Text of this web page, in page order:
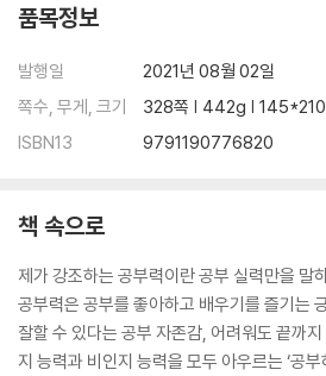
STEP 02 주의력이 가진 힘
부모가 꼭 알아야 할 4가지 주의력
아이의 행동과 주의력의 상관관계
아이의 정서와 주의력의 상관관계
STEP 03 주의력을 키우는 최고의 방법, 대화
부모와 아이가 함께하는 주의력 놀이의 힘
듣는 힘을 키우는 청각 주의력 놀이 10가지
보는 힘을 키우는 시각 주의력 놀이 10가지
품목정보
발행일
2021년 08월 02일
쪽수, 무게, 크기
328쪽 | 442g |
ISBN13
9791190776820
책 속으로
제가 강조하는 공부력이란 공부 실력만을 말
공부력은 공부를 좋아하고 배우기를 즐기는
잘할 수 있다는 공부 자존감, 어려워도 끝까
지 능력과 비인지 능력을 모두 아우르는 ‘공